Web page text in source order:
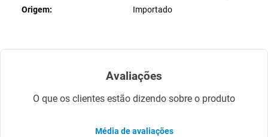
Origem
Importado
Avaliações
O que os clientes estão dizendo sobre o produto
Média de avaliações